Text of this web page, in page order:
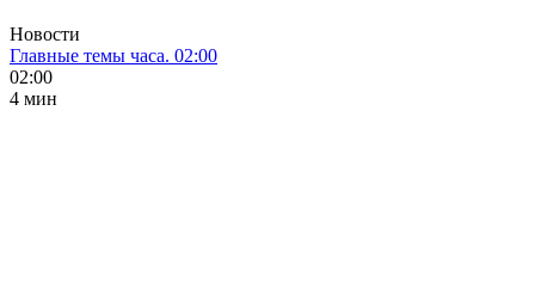
Новости
Главные темы часа. 02:00
02:00
4 мин